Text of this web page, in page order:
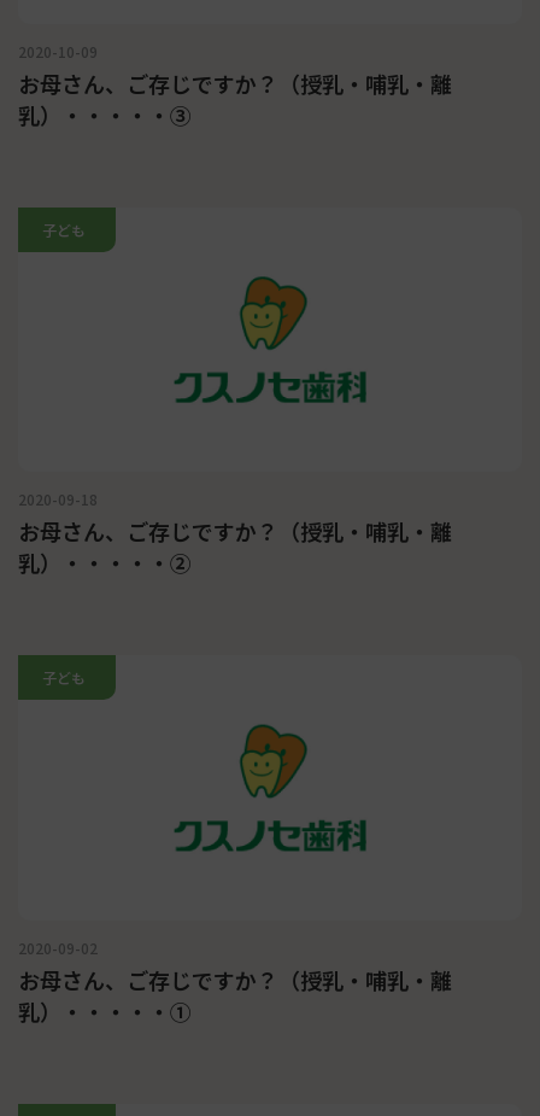
2020-10-09
お母さん、ご存じですか？（授乳・哺乳・離
乳）・・・・・③
子ども
2020-09-18
お母さん、ご存じですか？（授乳・哺乳・離
乳）・・・・・②
子ども
2020-09-02
お母さん、ご存じですか？（授乳・哺乳・離
乳）・・・・・①